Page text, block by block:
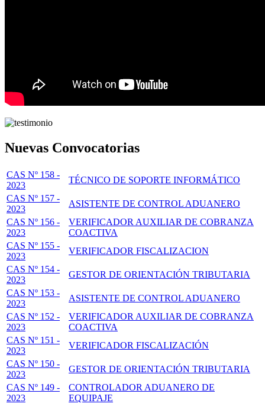
Nuevas Convocatorias
CAS Nº 158 -
2023
TÉCNICO DE SOPORTE INFORMÁTICO
CAS Nº 157 -
2023
ASISTENTE DE CONTROL ADUANERO
CAS Nº 156 -
2023
VERIFICADOR AUXILIAR DE COBRANZA
COACTIVA
CAS Nº 155 -
2023
VERIFICADOR FISCALIZACION
CAS Nº 154 -
2023
GESTOR DE ORIENTACIÓN TRIBUTARIA
CAS Nº 153 -
2023
ASISTENTE DE CONTROL ADUANERO
CAS Nº 152 -
2023
VERIFICADOR AUXILIAR DE COBRANZA
COACTIVA
CAS Nº 151 -
2023
VERIFICADOR FISCALIZACIÓN
CAS Nº 150 -
2023
GESTOR DE ORIENTACIÓN TRIBUTARIA
CAS Nº 149 -
2023
CONTROLADOR ADUANERO DE
EQUIPAJE